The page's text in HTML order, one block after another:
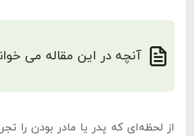
آنچه در این مقاله می
از لحظه‌ای که پدر یا مادر بودن را